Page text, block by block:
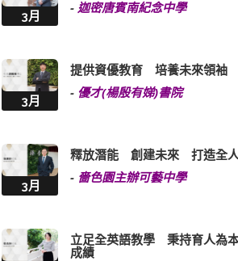
3月
- 迦密唐賓南紀念中學
3月
提供資優教育 培養未來領袖
- 優才(楊殷有娣)書院
3月
釋放潛能 創建未來 打造全
- 嗇色園主辦可藝中學
立足全英語教學 秉持育人為
成績